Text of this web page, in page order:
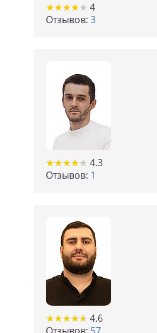
★★★★★
★★★★★ 4
Отзывов: 3
★★★★★
★★★★★ 4.3
Отзывов: 1
★★★★★
★★★★★ 4.6